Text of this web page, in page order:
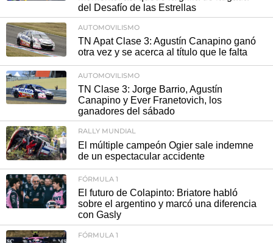
del Desafío de las Estrellas
AUTOMOVILISMO
TN Apat Clase 3: Agustín Canapino ganó
otra vez y se acerca al título que le falta
AUTOMOVILISMO
TN Clase 3: Jorge Barrio, Agustín
Canapino y Ever Franetovich, los
ganadores del sábado
RALLY MUNDIAL
El múltiple campeón Ogier sale indemne
de un espectacular accidente
FÓRMULA 1
El futuro de Colapinto: Briatore habló
sobre el argentino y marcó una diferencia
con Gasly
FÓRMULA 1